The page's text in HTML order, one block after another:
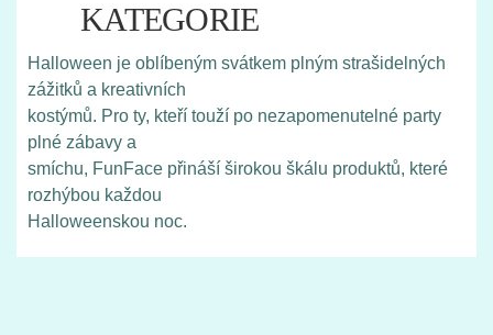
KATEGORIE
Halloween je oblíbeným svátkem plným strašidelných
zážitků a kreativních
kostýmů. Pro ty, kteří touží po nezapomenutelné party
plné zábavy a
smíchu, FunFace přináší širokou škálu produktů, které
rozhýbou každou
Halloweenskou noc.